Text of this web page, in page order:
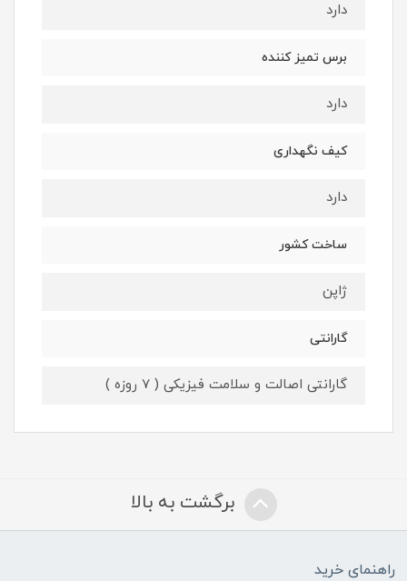
دارد
برس تمیز کننده
دارد
کیف نگهداری
دارد
ساخت کشور
ژاپن
گارانتی
گارانتی اصالت و سلامت فیزیکی ( 7 روزه )
برگشت به بالا
راهنمای خرید